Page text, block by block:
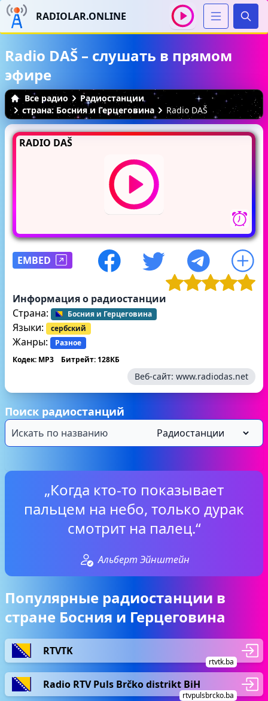
RADIOLAR.ONLINE
Radio DAŠ – слушать в прямом
эфире
Все радио
Радиостанции
страна: Босния и Герцеговина
Radio DAŠ
RADIO DAŠ
EMBED
Информация о радиостанции
Страна:
Босния и Герцеговина
Языки: сербский
Жанры:
Разное
Кодек: MP3
Битрейт: 128КБ
Веб-сайт: www.radiodas.net
Поиск радиостанций
„Когда кто-то показывает
пальцем на небо, только дурак
смотрит на палец.“
Альберт Эйнштейн
Популярные радиостанции в
стране Босния и Герцеговина
RTVTK
rtvtk.ba
Radio RTV Puls Brčko distrikt BiH
rtvpulsbrcko.ba